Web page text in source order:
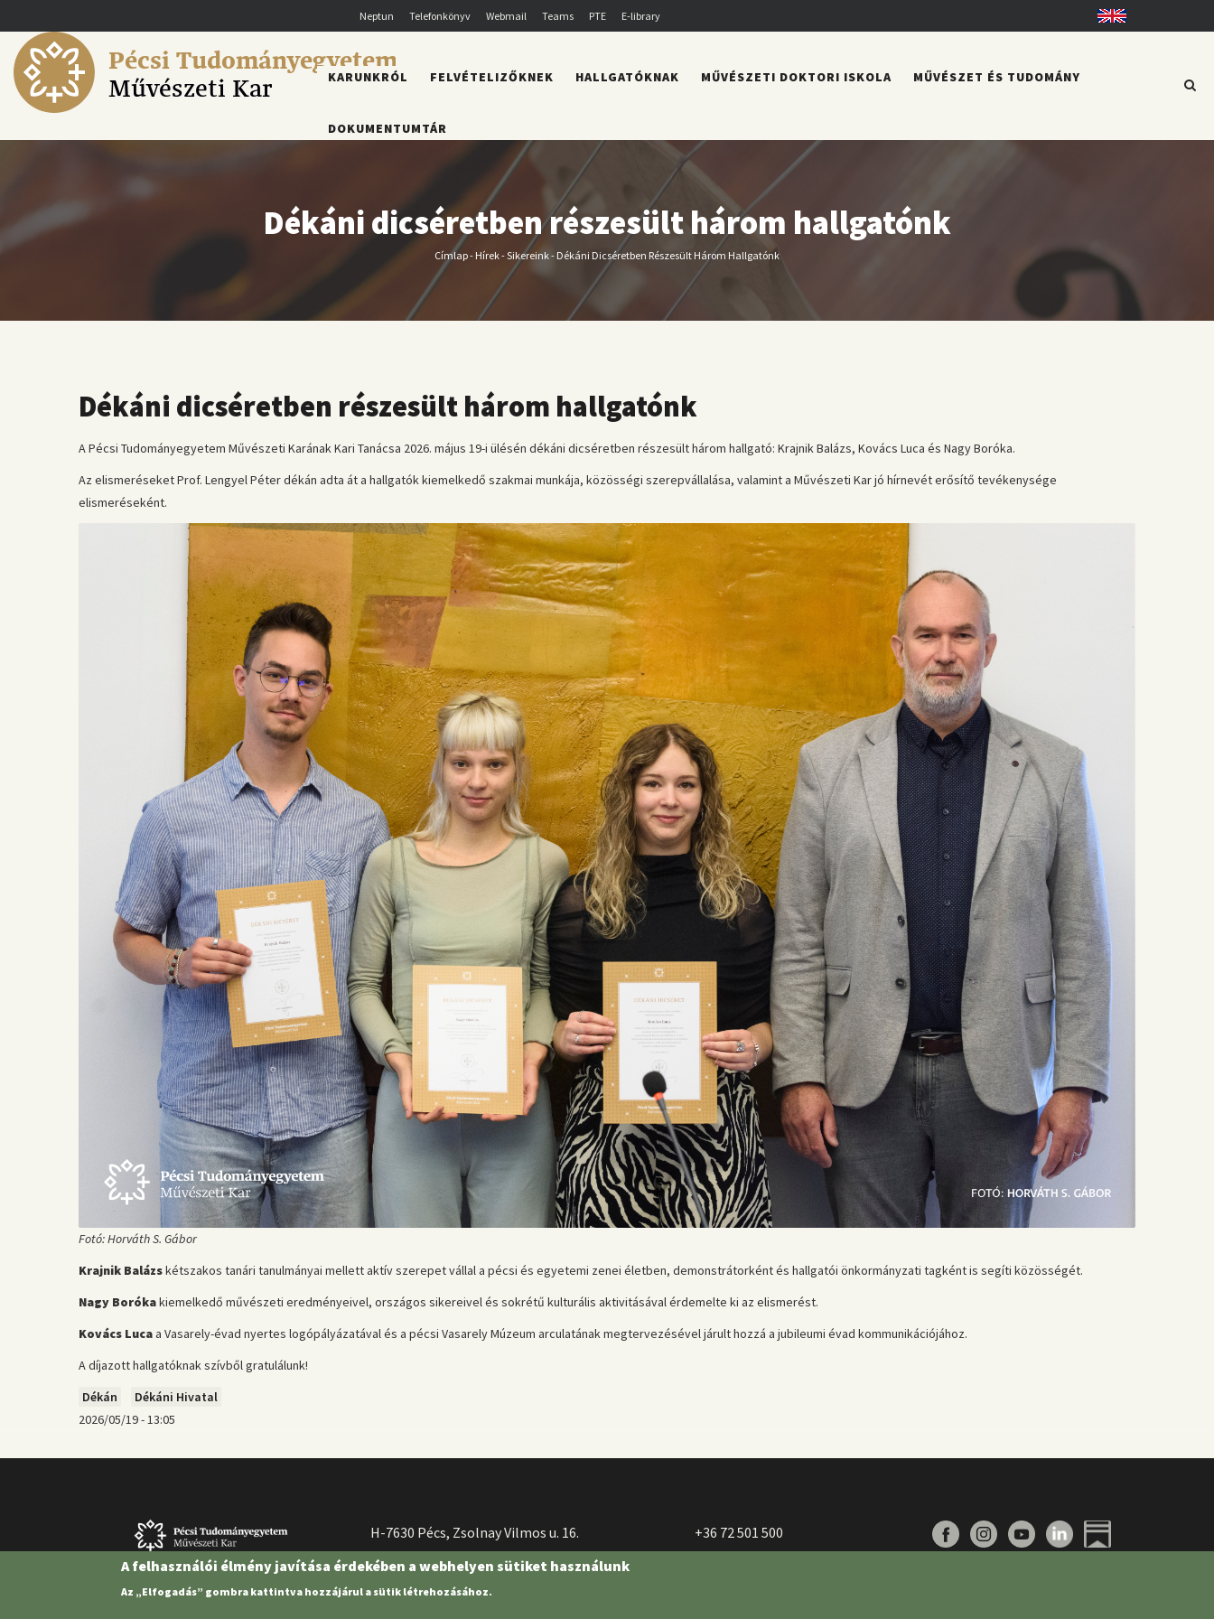
a
tartalomra
Neptun Telefonkönyv Webmail Teams PTE E-library English
Pécsi Tudományegyetem
Művészeti Kar
FŐMENÜ
KARUNKRÓL FELVÉTELIZŐKNEK HALLGATÓKNAK MŰVÉSZETI DOKTORI ISKOLA MŰVÉSZET ÉS TUDOMÁNY
DOKUMENTUMTÁR
Dékáni dicséretben részesült három hallgatónk
Morzsa
Címlap- Hírek-Sikereink- Dékáni Dicséretben Részesült Három Hallgatónk
Dékáni dicséretben részesült három hallgatónk
A Pécsi Tudományegyetem Művészeti Karának Kari Tanácsa 2026. május 19-i ülésén dékáni dicséretben részesült három hallgató: Krajnik Balázs, Kovács Luca és Nagy Boróka.
Az elismeréseket Prof. Lengyel Péter dékán adta át a hallgatók kiemelkedő szakmai munkája, közösségi szerepvállalása, valamint a Művészeti Kar jó hírnevét erősítő tevékenysége
elismeréseként.
Fotó: Horváth S. Gábor
Krajnik Balázskétszakos tanári tanulmányai mellett aktív szerepet vállal a pécsi és egyetemi zenei életben, demonstrátorként és hallgatói önkormányzati tagként is segíti közösségét.
Nagy Borókakiemelkedő művészeti eredményeivel, országos sikereivel és sokrétű kulturális aktivitásával érdemelte ki az elismerést.
Kovács Luca a Vasarely-évad nyertes logópályázatával és a pécsi Vasarely Múzeum arculatának megtervezésével járult hozzá a jubileumi évad kommunikációjához.
A díjazott hallgatóknak szívből gratulálunk!
Dékán
Dékáni Hivatal
2026/05/19 - 13:05
H-7630 Pécs, Zsolnay Vilmos u. 16.
+36 72 501 500
A felhasználói élmény javítása érdekében a webhelyen sütiket használunk
Az „Elfogadás” gombra kattintva hozzájárul a sütik létrehozásához.